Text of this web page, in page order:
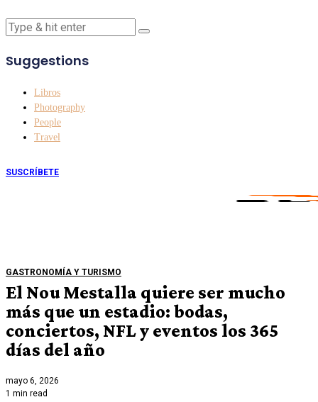
Suggestions
Libros
Photography
People
Travel
SUSCRÍBETE
GASTRONOMÍA Y TURISMO
El Nou Mestalla quiere ser mucho
más que un estadio: bodas,
conciertos, NFL y eventos los 365
días del año
mayo 6, 2026
1 min read